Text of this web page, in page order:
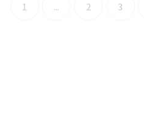
1 ... 2 3